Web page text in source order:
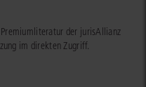
der jurisAllianz
im direkten Zugriff.